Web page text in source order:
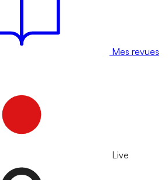
Mes revues
Live